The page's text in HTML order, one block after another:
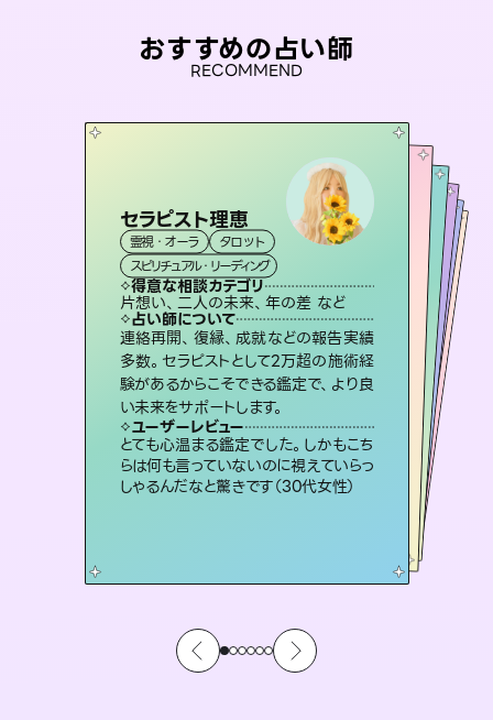
おすすめの占い師
RECOMMEND
セラピスト理恵
霊視・オーラ
タロット
スピリチュアル・リーディング
得意な相談カテゴリ
片想い、二人の未来、年の差 など
占い師について
連絡再開、復縁、成就などの報告実績
多数。セラピストとして2万超の施術経
験があるからこそできる鑑定で、より良
い未来をサポートします。
ユーザーレビュー
とても心温まる鑑定でした。しかもこち
らは何も言っていないのに視えていらっ
しゃるんだなと驚きです（30代女性）
桃源珠羽（とうげんみう）
霊視・オーラ タロット
スピリチュアル・リーディング
得意な相談カテゴリ
片想い、あの人の気持ち、復縁 など
占い師について
恋愛のお悩みの中でも特に「曖昧な関
係」の相談を得意としており、友達以上
恋人未満なお相手との今後や本音を丁
寧に読み解き恋愛成就へと導きます。
ユーザーレビュー
鑑定していただいてアドバイス通りに行
動すると仲が復活してきました。ありが
とうございました（40代 女性）
彗望（すいぼう
霊視・オーラ
スピリチュアル・リーディング
得意な相談カテゴリ
片想い、あの人の気持ち、復縁 など
占い師について
3,700年以上の歴史を持つ東洋最古の
占術「易占」で詳細まで占い、幸せへ向
かう道筋を示します。厳しい結果にも具
体的な対策をお伝えします。
ユーザーレビュー
複雑な背景もしっかり聞いて鑑定して
いただけました。気持ちが楽になりまし
た（50代 女性）
アイリス -iris-
西洋占星術
ルーン
得意な相談カテゴリ
恋愛総合、片想い、二人の未来 など
占い師について
復縁、恋愛、不倫の行方、同性愛や片思い、仕事関係や借金問題まで知りたいことや心の負担になっていることを紐解き、背中をそっと押して導きます。
ユーザーレビュー
安心感のあり、言い切ってくれる所や濁
さない鑑定のおかげで、毎回自分の気
持ちを整えられます（30代 男性）
未来視師＊花
霊視・オーラ
スピリチュアル・リーディング
得意な相談カテゴリ
出逢い、片想い、復縁 など
占い師について
未来には何パターンもの選択肢があり
ます。不安で視えにくくなっているあな
たの素敵な未来を見つけ、その未来を
選択できるようアドバイスします。
ユーザーレビュー
職場の人の性質や人間関係、本心など
本当によく視えていてびっくり。対策が
打てて前向きになれます（40代）
おう 霊感オラクル
霊視・オーラ
オラクルカード
得意な相談カテゴリ
恋愛総合、あの人の気持ち など
占い師について
霊視×オラクルカードを使って「今」と
「未来」そして「気になるあの人の気持
ち」まで丁寧に読み解き、恋や人生のヒ
ントを優しく引き出します。
ユーザーレビュー
不安な気持ちが嘘みたいに晴れまし
た…！よく視えていらっしゃるんだなと
感じました（40代 女性）